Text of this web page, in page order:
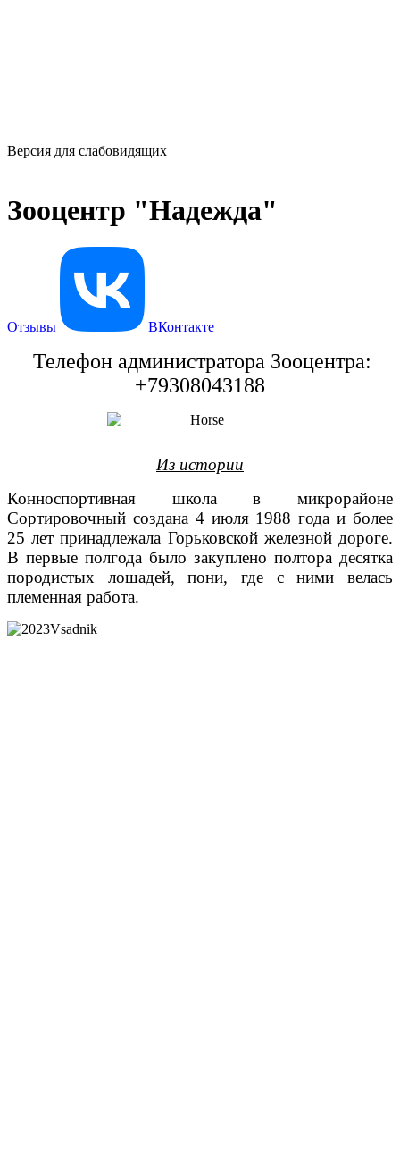
Версия для слабовидящих
Зооцентр "Надежда"
Отзывы ВКонтакте
Телефон администратора Зооцентра:
+79308043188
Из истории
Конноспортивная школа в микрорайоне
Сортировочный создана 4 июля 1988 года и более
25 лет принадлежала Горьковской железной дороге.
В первые полгода было закуплено полтора десятка
породистых лошадей, пони, где с ними велась
племенная работа.